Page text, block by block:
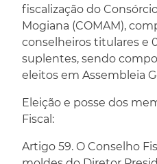
fiscalização do
Mogiana (COMAM),
conselheiros titulares e
suplentes, sendo
eleitos em Assembleia
Eleição e posse dos
Fiscal:
Artigo 59. O Conselho